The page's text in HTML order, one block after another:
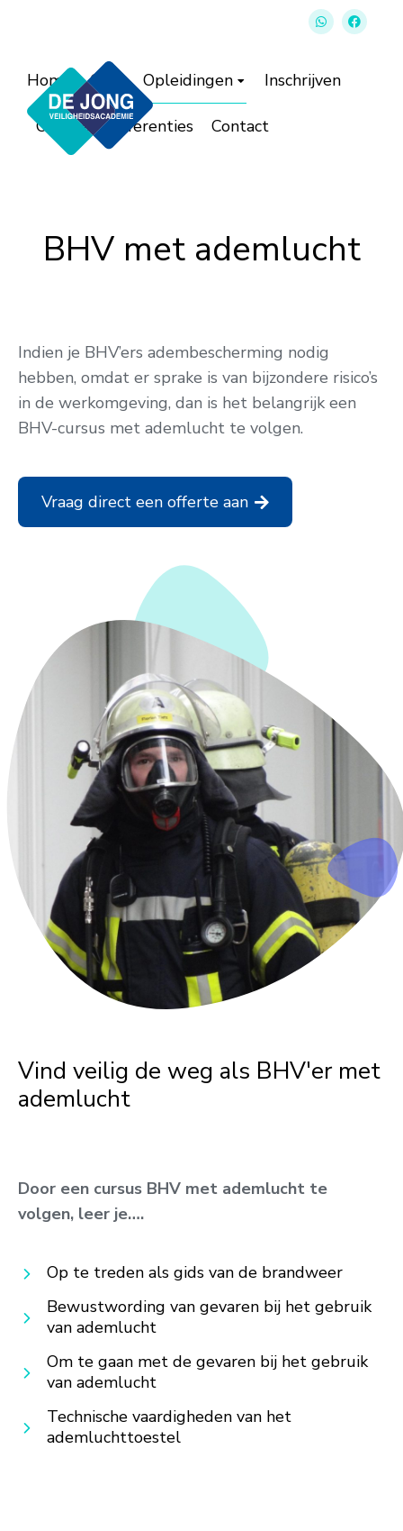
Home Over Opleidingen Inschrijven
Offerte Referenties Contact
BHV met ademlucht
Indien je BHV’ers adembescherming nodig
hebben, omdat er sprake is van bijzondere risico’s
in de werkomgeving, dan is het belangrijk een
BHV-cursus met ademlucht te volgen.
Vraag direct een offerte aan
Vind veilig de weg als BHV'er met
ademlucht
Door een cursus BHV met ademlucht te
volgen, leer je….
Op te treden als gids van de brandweer
Bewustwording van gevaren bij het gebruik
van ademlucht
Om te gaan met de gevaren bij het gebruik
van ademlucht
Technische vaardigheden van het
ademluchttoestel